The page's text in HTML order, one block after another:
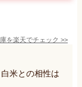
を楽天でチェック >>
米との相性は